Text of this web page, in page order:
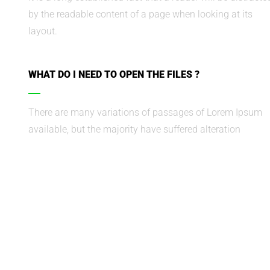
by the readable content of a page when looking at its
layout.
WHAT DO I NEED TO OPEN THE FILES ?
There are many variations of passages of Lorem Ipsum
available, but the majority have suffered alteration